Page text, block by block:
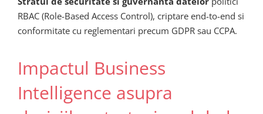
RBAC (Role-Based Access Control), criptare end-to-end si
conformitate cu reglementari precum GDPR sau CCPA.
Impactul Business
Intelligence asupra